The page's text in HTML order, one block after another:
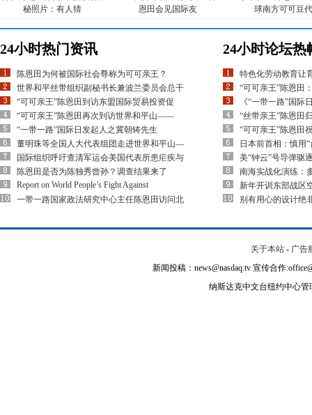
秘照片：有人猜
恩田会见国际友
球南方可可豆代
24小时热门资讯
陈恩田为何被国际社会尊称为可可亲王？
世界和平丝带组织副秘书长兼波兰委员会总干
“可可亲王”陈恩田到访东盟国际贸易投资促
“可可亲王”陈恩田再次到访世界和平山——
“一带一路”国际日发起人之冀朝铸先生
董明珠等全国人大代表组团走进世界和平山—
国际组织呼吁查清军运会美国代表所患疟疾与
陈恩田是否为陈独秀曾孙？调查结果来了
Report on World People’s Fight Against
一带一路国家政法研究中心主任陈恩田访问北
24小时论坛热
特色化劳动教育让
“可可亲王”陈恩田
《“一带一路”国际
“丝带亲王”陈恩田
“可可亲王”陈恩田
日本前首相：慎用
美“钟云”号导弹驱
南海实战化演练：
新年开训东部战区
别有用心的设计绝
关于本站 - 广告
新闻投稿：news@nasdaq.tv 宣传合作
纳斯达克中文台纽约中心管